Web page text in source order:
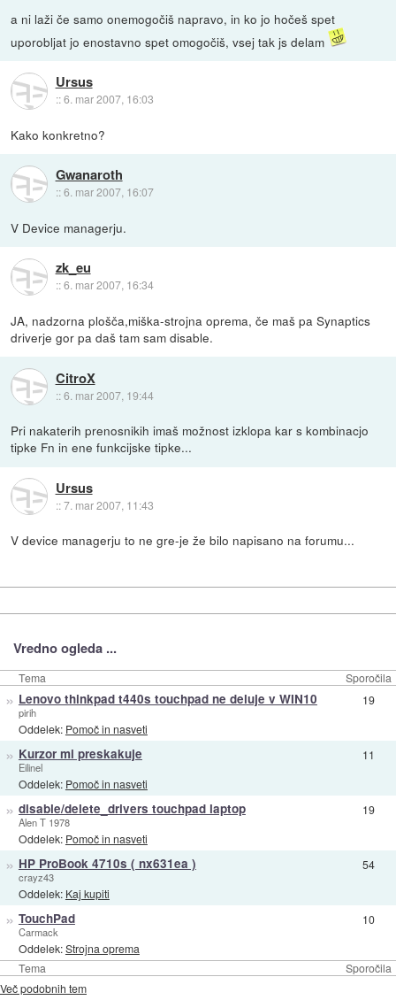
a ni laži če samo onemogočiš napravo, in ko jo hočeš spet
uporobljat jo enostavno spet omogočiš, vsej tak js delam
Ursus
::6. mar 2007, 16:03
Kako konkretno?
Gwanaroth
::6. mar 2007, 16:07
V Device managerju.
zk_eu
::6. mar 2007, 16:34
JA, nadzorna plošča,miška-strojna oprema, če maš pa Synaptics
driverje gor pa daš tam sam disable.
CitroX
::6. mar 2007, 19:44
Pri nakaterih prenosnikih imaš možnost izklopa kar s kombinacjo
tipke Fn in ene funkcijske tipke...
Ursus
::7. mar 2007, 11:43
V device managerju to ne gre-je že bilo napisano na forumu...
Vredno ogleda ...
Tema Sporočila
Tema Sporočila
» Lenovo thinkpad t440s touchpad ne deluje v WIN10
pirih
Oddelek: Pomoč in nasveti
19
» Kurzor mi preskakuje
Eilinel
Oddelek: Pomoč in nasveti
11
» disable/delete_drivers touchpad laptop
Alen T 1978
Oddelek: Pomoč in nasveti
19
» HP ProBook 4710s ( nx631ea )
crayz43
Oddelek: Kaj kupiti
54
» TouchPad
Carmack
Oddelek:Strojna oprema
10
Več podobnih tem